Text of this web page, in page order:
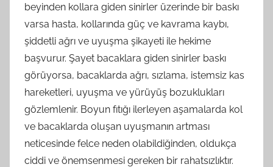
beyinden kollara giden sinirler üzerinde bir baskı
varsa hasta, kollarında güç ve kavrama kaybı,
şiddetli ağrı ve uyuşma şikayeti ile hekime
başvurur. Şayet bacaklara giden sinirler baskı
görüyorsa, bacaklarda ağrı, sızlama, istemsiz kas
hareketleri, uyuşma ve yürüyüş bozuklukları
gözlemlenir. Boyun fıtığı ilerleyen aşamalarda kol
ve bacaklarda oluşan uyuşmanın artması
neticesinde felce neden olabildiğinden, oldukça
ciddi ve önemsenmesi gereken bir rahatsızlıktır.